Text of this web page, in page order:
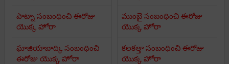
పాట్నా సంబంధించి ఈరోజు
యొక్క హోరా
ఘాజియాబాద్కి సంబంధించి
ఈరోజు యొక్క హోరా
ముంబై సంబంధించి ఈరోజు
యొక్క హోరా
కలకత్తా సంబంధించి ఈరోజు
యొక్క హోరా